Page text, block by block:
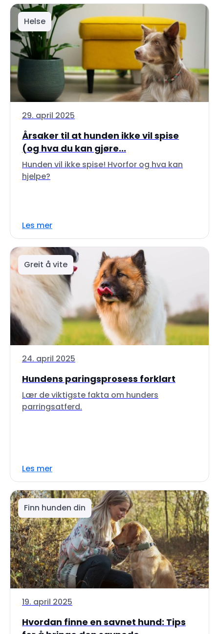
Helse
29. april 2025
Årsaker til at hunden ikke vil spise
(og hva du kan gjøre...
Hunden vil ikke spise! Hvorfor og hva kan
hjelpe?
Les mer
Greit å vite
24. april 2025
Hundens paringsprosess forklart
Lær de viktigste fakta om hunders
parringsatferd.
Les mer
Finn hunden din
19. april 2025
Hvordan finne en savnet hund: Tips